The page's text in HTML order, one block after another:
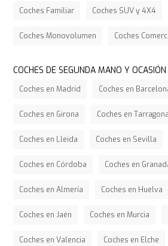
Coches Familiar Coches SUV y 4X4
Coches Monovolumen Coches
COCHES DE SEGUNDA MANO Y
Coches en Madrid Coches en
Coches en Girona Coches en Tarragona
Coches en Lleida Coches en Sevilla
Coches en Córdoba Coches en
Coches en Almería Coches en Huelva
Coches en Jaén Coches en Murcia
Coches en Valencia Coches en Elche